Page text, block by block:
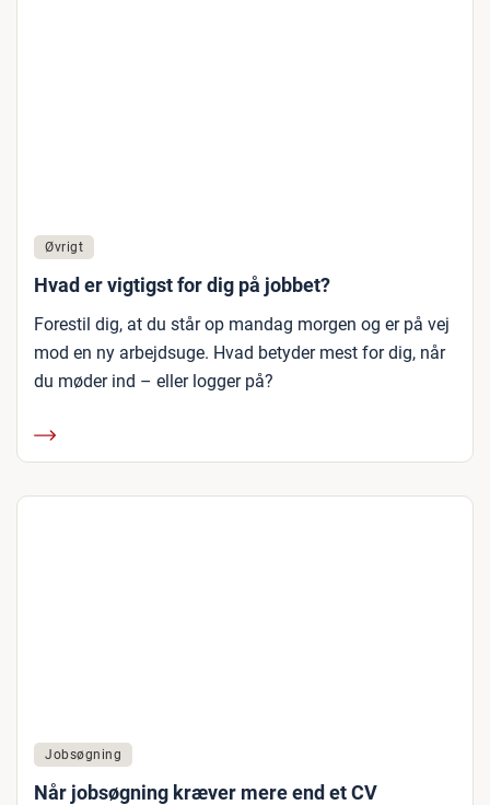
Øvrigt
Hvad er vigtigst for dig på jobbet?
Forestil dig, at du står op mandag morgen og er på vej
mod en ny arbejdsuge. Hvad betyder mest for dig, når
du møder ind – eller logger på?
Jobsøgning
Når jobsøgning kræver mere end et CV